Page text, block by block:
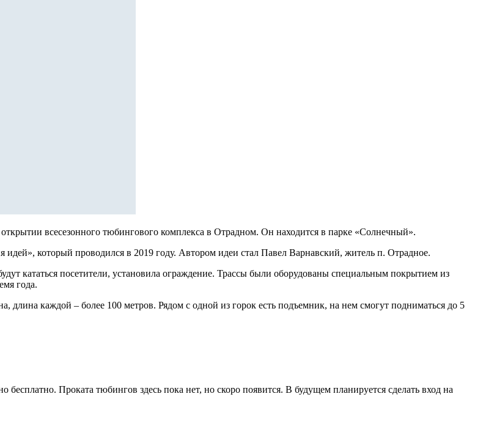
всесезонного тюбингового комплекса в Отрадном. Он находится в парке «Солнечный».
который проводился в 2019 году. Автором идеи стал Павел Варнавский, житель п. Отрадное.
кататься посетители, установила ограждение. Трассы были оборудованы специальным покрытием из
года.
длина каждой – более 100 метров. Рядом с одной из горок есть подъемник, на нем смогут подниматься до 5
Проката тюбингов здесь пока нет, но скоро появится. В будущем планируется сделать вход на